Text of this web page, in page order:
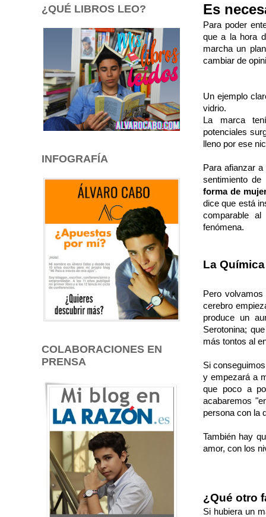
Es
Para poder
que a la hora
marcha un
cambiar de
Un ejemplo
vidrio.
La marca
potenciales
lleno por ese
Para afianzar
sentimiento
forma de
dice que está
comparable
fenómena.
La
Pero
cerebro
produce un
Serotonina;
más tontos al
Si
y empezará a
que poco a
acabaremos
persona con la
También hay
amor, con los
¿Qué otro
Si hubiera un
¿QUÉ LIBROS LEO?
INFOGRAFÍA
COLABORACIONES EN
PRENSA